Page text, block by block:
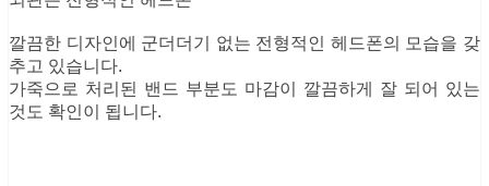
깔끔한 디자인에 군더더기 없는 전형적인 헤드폰의 모습을 갖
추고 있습니다.
가죽으로 처리된 밴드 부분도 마감이 깔끔하게 잘 되어 있는
것도 확인이 됩니다.